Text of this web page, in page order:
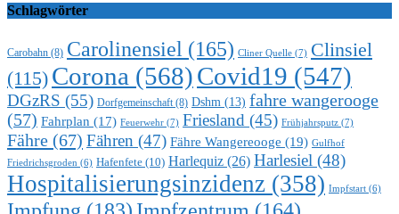
Schlagwörter
Carobahn (8) Carolinensiel (165) Cliner Quelle (7) Clinsiel
(115) Corona (568)Covid19 (547)
DGzRS (55) Dorfgemeinschaft(8) Dshm (13) fahre wangerooge
(57) Fahrplan (17) Feuerwehr (7) Friesland (45) Frühjahrsputz (7)
Fähre (67) Fähren (47) Fähre Wangereooge (19) Gulfhof
Friedrichsgroden (6) Hafenfete (10) Harlequiz (26) Harlesiel (48)
Hospitalisierungsinzidenz (358) Impfstart (6)